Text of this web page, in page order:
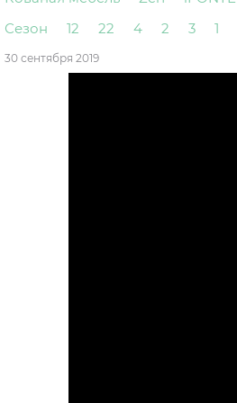
Сезон
12 22 4 2 3 1
30 сентября 2019